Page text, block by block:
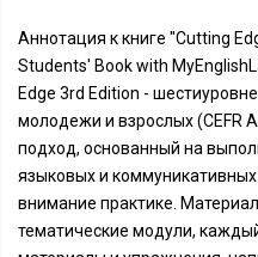
Аннотация к книге "Cutting
Students' Book with
Edge 3rd Edition -
молодежи и взрослых (CEFR
подход, основанный на
языковых и
внимание практике.
тематические модули,